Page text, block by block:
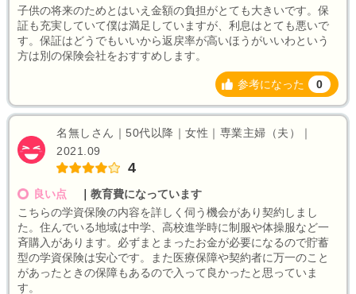
子供の将来のためとはいえ金額の負担がとても大きいです。保
証も充実していて僕は満足していますが、利息はとても悪いで
す。保証はどうでもいいから返戻率が高いほうがいいわという
方は別の保険会社をおすすめします。
参考になった 0
名無しさん｜50代以降｜女性｜専業主婦（夫）｜
2021.09
4
良い点
教育費になっています
こちらの学資保険の内容を詳しく伺う機会があり契約しまし
た。住んでいる地域は中学、高校進学時に制服や体操服など一
斉購入があります。必ずまとまったお金が必要になるので貯蓄
型の学資保険は安心です。また医療保障や契約者に万一のこと
があったときの保障もあるので入って良かったと思っていま
す。